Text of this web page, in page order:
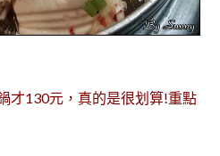
才130元，真的是很划算!重點